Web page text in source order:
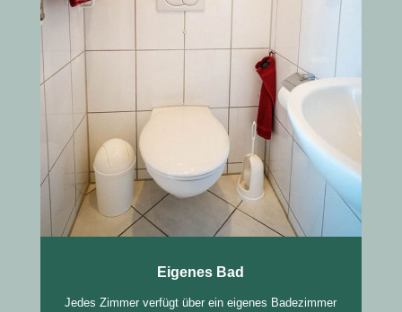
Eigenes Bad
Jedes Zimmer verfügt über ein eigenes Badezimmer